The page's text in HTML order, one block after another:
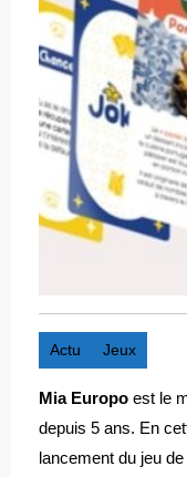
Actu Jeux
Mia Europo est le
depuis 5 ans. En
lancement du jeu